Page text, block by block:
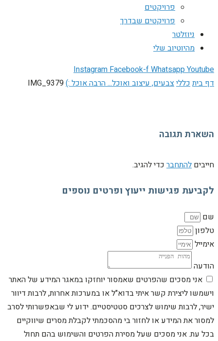
פרויקטים
פרויקטים שבדרך
ניוזלטר
מהיוטיוב שלי
InstagramFacebook-fWhatsappYoutube
דף ביתכלליצבעים, עיצוב ואוכל... הרבה אוכל :)IMG_9379
השארת תגובה
חייבים להתחבר כדי להגיב.
לקביעת פגישות ייעוץ ופרטים נוספים
שם
טלפון
אימייל
הודעה
אני מסכים שהפרטים שאמסור יוחזקו במאגר המידע של האתר
וישמשו ליצירת קשר איתי בדוא"ל או במערכות אחרות, לרבות דיוור
ישיר, לרבות שימוש לצרכים סטטיסטיים. ידוע לי שבאפשרותי לסרב
למסור את המידע או לחזור בי מהסכמתי לקבלת מסרים שיווקיים
בכל עת. אני מסכים שעל מסירת הפרטים והשימוש בהם תחול